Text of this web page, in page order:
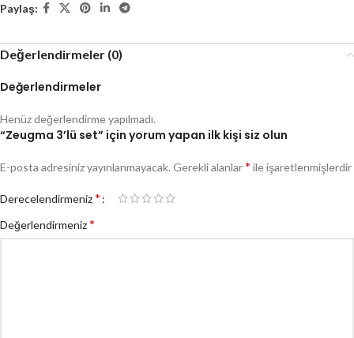
Paylaş:
Değerlendirmeler (0)
Değerlendirmeler
Henüz değerlendirme yapılmadı.
“Zeugma 3’lü set” için yorum yapan ilk kişi siz olun
E-posta adresiniz yayınlanmayacak. Gerekli alanlar* ile işaretlenmişlerdir
Derecelendirmeniz*
Değerlendirmeniz*